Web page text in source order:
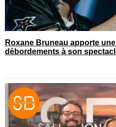
Roxane Bruneau apporte
débordements à son